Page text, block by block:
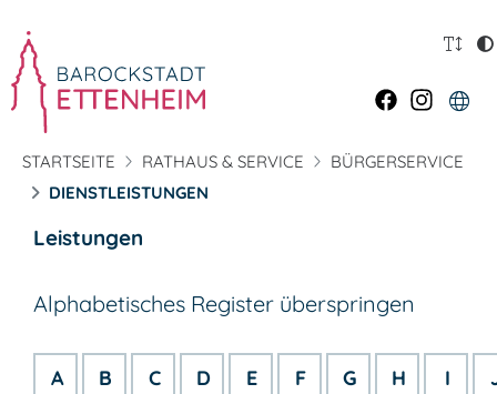
STARTSEITE RATHAUS & SERVICE
BÜRGERSERVICE
DIENSTLEISTUNGEN
Leistungen
Alphabetisches Register überspringen
A B C D E F G H I